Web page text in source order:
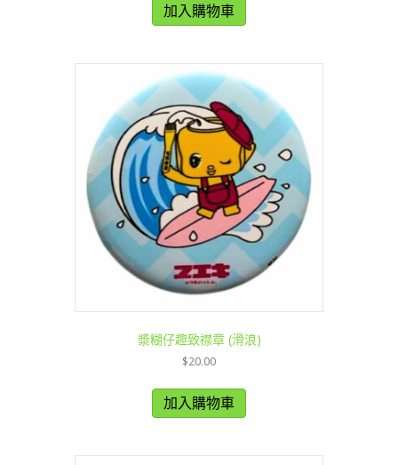
加入購物車
漿糊仔趣致襟章 (滑浪)
$20.00
加入購物車